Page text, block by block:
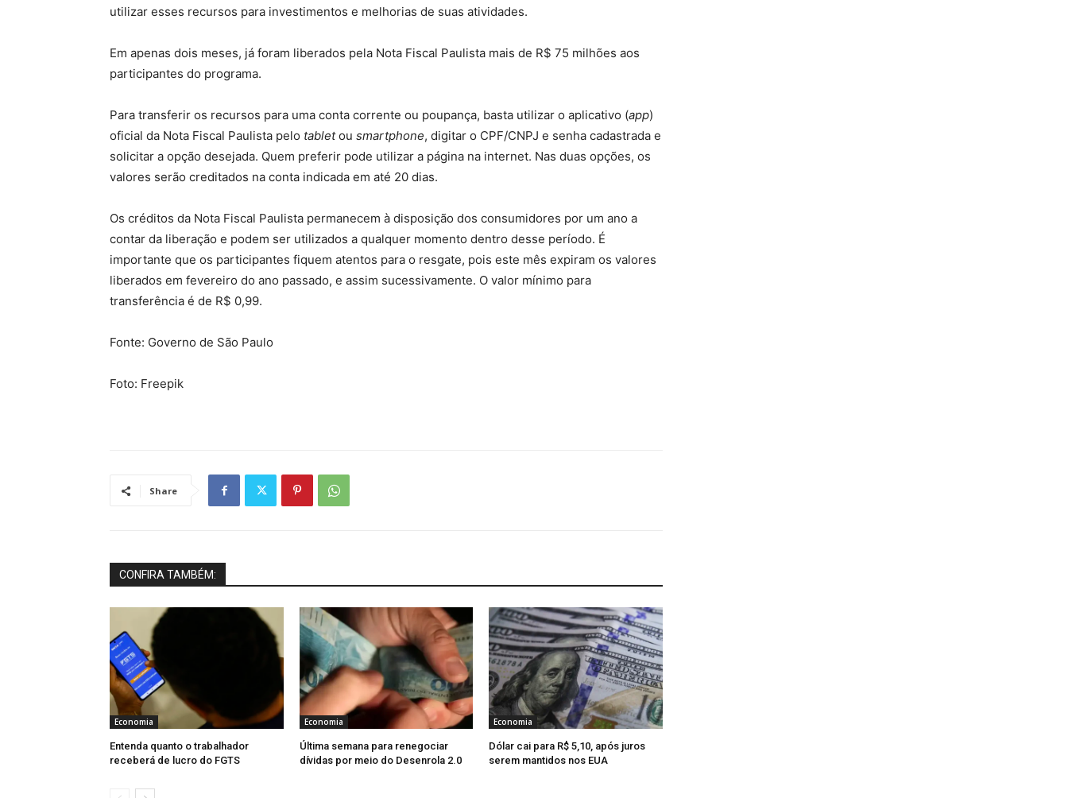
utilizar esses recursos para investimentos e melhorias de suas atividades.
Em apenas dois meses, já foram liberados pela Nota Fiscal Paulista mais de R$ 75 milhões aos
participantes do programa.
​Para transferir os recursos para uma conta corrente ou poupança, basta utilizar o aplicativo (app)
oficial da Nota Fiscal Paulista pelo tabletou smartphone, digitar o CPF/CNPJ e senha cadastrada e
solicitar a opção desejada. Quem preferir pode utilizar a página na internet. Nas duas opções, os
valores serão creditados na conta indicada em até 20 dias.
Os créditos da Nota Fiscal Paulista permanecem à disposição dos consumidores por um ano a
contar da liberação e podem ser utilizados a qualquer momento dentro desse período. É
importante que os participantes fiquem atentos para o resgate, pois este mês expiram os valores
liberados em fevereiro do ano passado, e assim sucessivamente. O valor mínimo para
transferência é de R$ 0,99.
Fonte: Governo de São Paulo
Foto: Freepik
Share
CONFIRA TAMBÉM:
Economia
Entenda quanto o trabalhador
receberá de lucro do FGTS
Economia
Última semana para renegociar
dívidas por meio do Desenrola 2.0
Economia
Dólar cai para R$ 5,10, após juros
serem mantidos nos EUA